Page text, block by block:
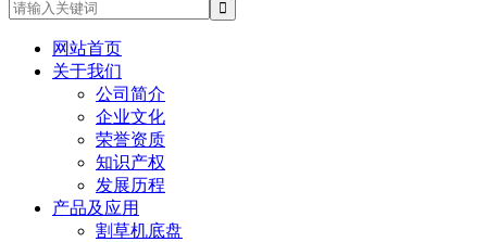
网站首页
关于我们
公司简介
企业文化
荣誉资质
知识产权
发展历程
产品及应用
割草机底盘